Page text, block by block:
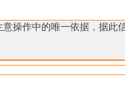
操作中的唯一依据，据此